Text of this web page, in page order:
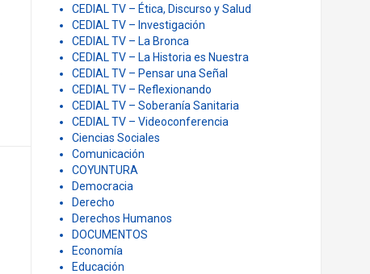
CEDIAL TV – Ética, Discurso y Salud
CEDIAL TV – Investigación
CEDIAL TV – La Bronca
CEDIAL TV – La Historia es Nuestra
CEDIAL TV – Pensar una Señal
CEDIAL TV – Reflexionando
CEDIAL TV – Soberanía Sanitaria
CEDIAL TV – Videoconferencia
Ciencias Sociales
Comunicación
COYUNTURA
Democracia
Derecho
Derechos Humanos
DOCUMENTOS
Economía
Educación